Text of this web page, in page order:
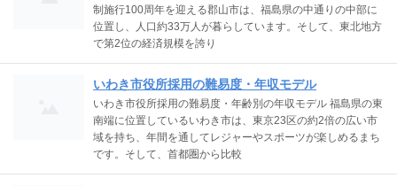
制施行100周年を迎える郡山市は、福島県の中通りの中部に
位置し、人口約33万人が暮らしています。そして、東北地方
で第2位の経済規模を誇り
いわき市役所採用の難易度・年収モデル
いわき市役所採用の難易度・年齢別の年収モデル 福島県の東
南端に位置しているいわき市は、東京23区の約2倍の広い市
域を持ち、年間を通してレジャーやスポーツが楽しめるまち
です。そして、首都圏から比較